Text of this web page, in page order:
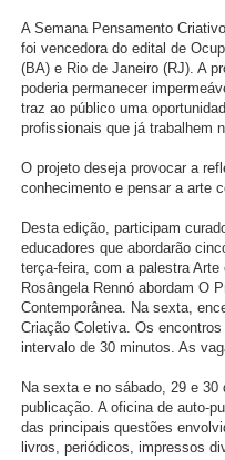
A Semana Pensamento
foi vencedora do edital de
(BA) e Rio de Janeiro (RJ). A
poderia permanecer
traz ao público uma
profissionais que já trabalhem
O projeto deseja provocar a
conhecimento e pensar a arte
Desta edição, participam
educadores que abordarão
terça-feira, com a palestra
Rosângela Rennó abordam O
Contemporânea. Na sexta,
Criação Coletiva. Os
intervalo de 30 minutos. As
Na sexta e no sábado, 29 e
publicação. A oficina de auto-
das principais questões
livros, periódicos, impressos